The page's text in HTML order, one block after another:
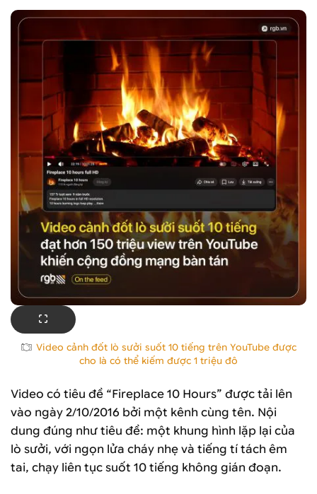
Video cảnh đốt lò sưởi suốt 10 tiếng trên YouTube được
cho là có thể kiếm được 1 triệu đô
Video có tiêu đề “Fireplace 10 Hours” được tải lên
vào ngày 2/10/2016 bởi một kênh cùng tên. Nội
dung đúng như tiêu đề: một khung hình lặp lại của
lò sưởi, với ngọn lửa cháy nhẹ và tiếng tí tách êm
tai, chạy liên tục suốt 10 tiếng không gián đoạn.